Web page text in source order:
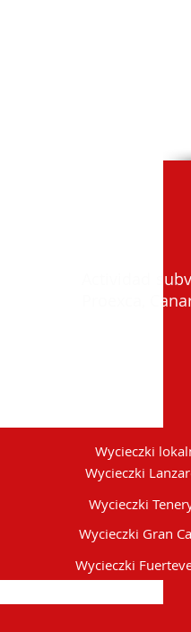
Actividad
Proexca,
Wycieczki
Wycieczki
Wycieczki
Wycieczki Gran
Wycieczki